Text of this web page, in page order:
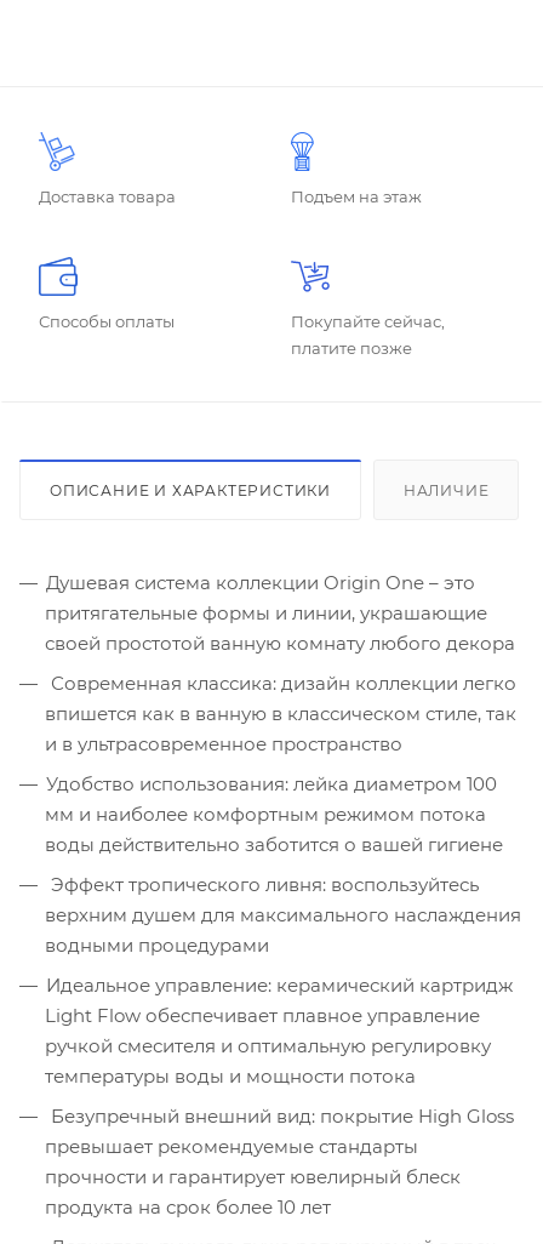
Доставка товара Подъем на этаж
Способы оплаты
Покупайте сейчас,
платите позже
ОПИСАНИЕ И ХАРАКТЕРИСТИКИ НАЛИЧИЕ
Душевая система коллекции Origin One – это
притягательные формы и линии, украшающие
своей простотой ванную комнату любого декора
Современная классика: дизайн коллекции легко
впишется как в ванную в классическом стиле, так
и в ультрасовременное пространство
Удобство использования: лейка диаметром 100
мм и наиболее комфортным режимом потока
воды действительно заботится о вашей гигиене
Эффект тропического ливня: воспользуйтесь
верхним душем для максимального наслаждения
водными процедурами
Идеальное управление: керамический картридж
Light Flow обеспечивает плавное управление
ручкой смесителя и оптимальную регулировку
температуры воды и мощности потока
Безупречный внешний вид: покрытие High Gloss
превышает рекомендуемые стандарты
прочности и гарантирует ювелирный блеск
продукта на срок более 10 лет